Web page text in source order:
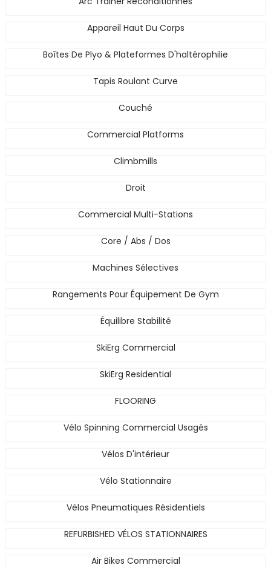
Appareil Haut Du Corps
Boîtes De Plyo & Plateformes D'haltérophilie
Tapis Roulant Curve
Couché
Commercial Platforms
Climbmills
Droit
Commercial Multi-Stations
Core / Abs / Dos
Machines Sélectives
Rangements Pour Équipement De Gym
Équilibre Stabilité
SkiErg Commercial
SkiErg Residential
FLOORING
Vélo Spinning Commercial Usagés
Vélos D'intérieur
Vélo Stationnaire
Vélos Pneumatiques Résidentiels
REFURBISHED VÉLOS STATIONNAIRES
Air Bikes Commercial